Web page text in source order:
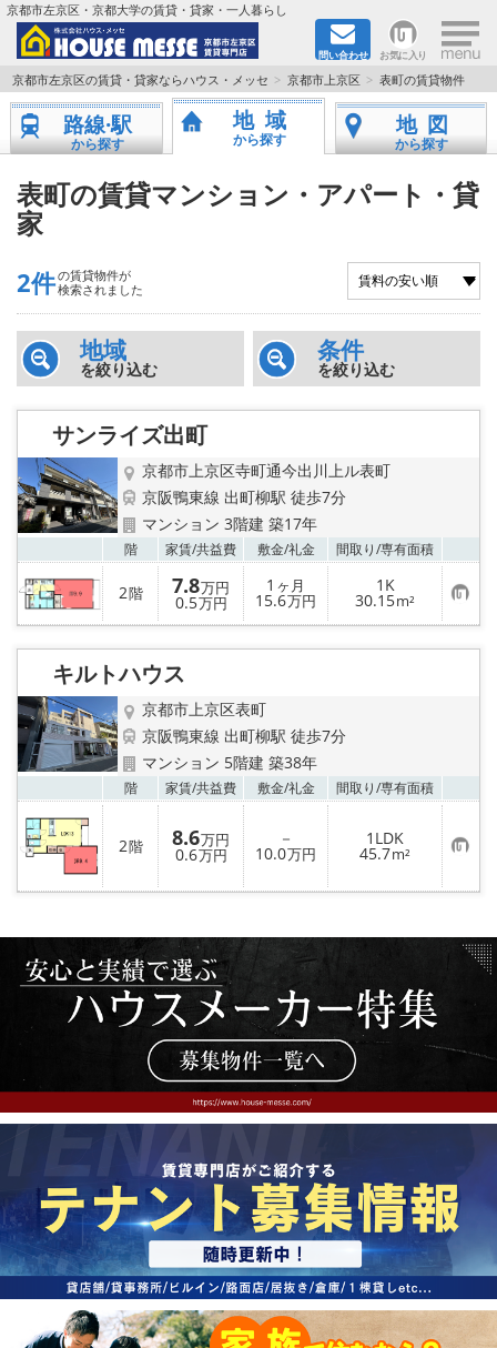
京都市左京区・京都大学の賃貸・貸家・一人暮らし
問い合わせ お気に入り ×
TOPページ
地図から検索
地域から検索
京都大学＆京都芸術大学生さんに
書類DL & 入居者さまへ
家族で住むならマンション？賃家？
ペット相談OKの賃貸！
特選物件
ハウスメーカー施工特集！
路線·駅から探す
IT重説について
スタッフ紹介
賃貸管理の北白川店
店舗情報·アクセス
会社概要
京都市左京区の賃貸・貸家ならハウス・メッセ 京都市上京区 表町の賃貸物件
路線·駅
から探す
地域
から探す
地図
から探す
表町の賃貸マンション・アパート・貸
家
2件の賃貸物件が
検索されました
地域
を絞り込む
条件
を絞り込む
サンライズ出町
京都市上京区寺町通今出川上ル表町
京阪鴨東線 出町柳駅 徒歩7分
マンション 3階建 築17年
階 家賃/共益費 敷金/礼金 間取り/専有面積
2階 7.8万円
0.5万円
1 ヶ月
15.6万円
1K
30.15m² お
気
に
入
キルトハウス
京都市上京区表町
京阪鴨東線 出町柳駅 徒歩7分
マンション 5階建 築38年
階 家賃/共益費 敷金/礼金 間取り/専有面積
2階 8.6万円
0.6万円
－
10.0万円
1LDK
45.7m² お
気
に
入